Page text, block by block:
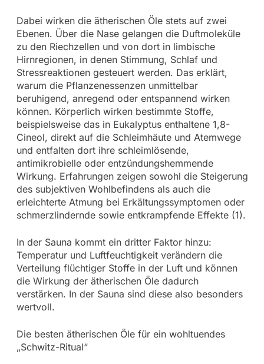
Dabei wirken die ätherischen Öle stets auf zwei
Ebenen. Über die Nase gelangen die Duftmoleküle
zu den Riechzellen und von dort in limbische
Hirnregionen, in denen Stimmung, Schlaf und
Stressreaktionen gesteuert werden. Das erklärt,
warum die Pflanzenessenzen unmittelbar
beruhigend, anregend oder entspannend wirken
können. Körperlich wirken bestimmte Stoffe,
beispielsweise das in Eukalyptus enthaltene 1,8-
Cineol, direkt auf die Schleimhäute und Atemwege
und entfalten dort ihre schleimlösende,
antimikrobielle oder entzündungshemmende
Wirkung. Erfahrungen zeigen sowohl die Steigerung
des subjektiven Wohlbefindens als auch die
erleichterte Atmung bei Erkältungssymptomen oder
schmerzlindernde sowie entkrampfende Effekte (1).
In der Sauna kommt ein dritter Faktor hinzu:
Temperatur und Luftfeuchtigkeit verändern die
Verteilung flüchtiger Stoffe in der Luft und können
die Wirkung der ätherischen Öle dadurch
verstärken. In der Sauna sind diese also besonders
wertvoll.
Die besten ätherischen Öle für ein wohltuendes
„Schwitz-Ritual“